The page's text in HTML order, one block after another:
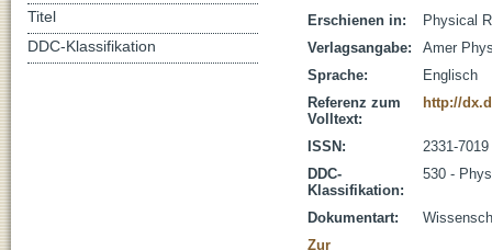
Erschienen in:
Physical
Verlagsangabe:
Amer
Sprache:
Englisch
Referenz zum
Volltext:
http://
ISSN:
2331-7019
DDC-
Klassifikation:
530 -
Dokumentart:
Zur
Titel
DDC-Klassifikation